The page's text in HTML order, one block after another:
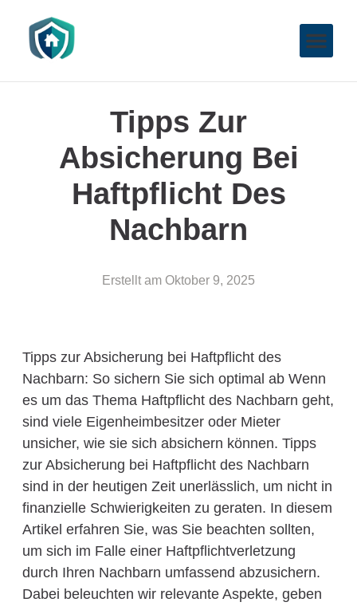
Tipps Zur
Absicherung Bei
Haftpflicht Des
Nachbarn
Erstellt am Oktober 9, 2025
Tipps zur Absicherung bei Haftpflicht des
Nachbarn: So sichern Sie sich optimal ab Wenn
es um das Thema Haftpflicht des Nachbarn geht,
sind viele Eigenheimbesitzer oder Mieter
unsicher, wie sie sich absichern können. Tipps
zur Absicherung bei Haftpflicht des Nachbarn
sind in der heutigen Zeit unerlässlich, um nicht in
finanzielle Schwierigkeiten zu geraten. In diesem
Artikel erfahren Sie, was Sie beachten sollten,
um sich im Falle einer Haftpflichtverletzung
durch Ihren Nachbarn umfassend abzusichern.
Dabei beleuchten wir relevante Aspekte, geben